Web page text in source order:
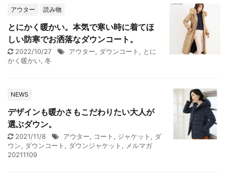
アウター 読み物
とにかく暖かい。本気で寒い時に着てほ
しい防寒でお洒落なダウンコート。
2022/10/27 アウター, ダウンコート , とに
かく暖かい, 冬
NEWS
デザインも暖かさもこだわりたい大人が
選ぶダウン。
2021/11/8 アウター, コート , ジャケット , ダ
ウン, ダウンコート , ダウンジャケット , メルマガ
20211109